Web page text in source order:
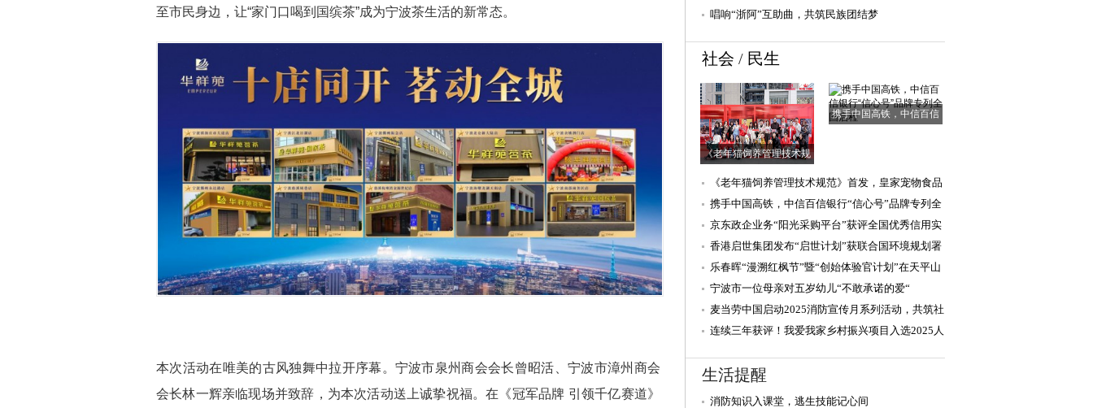
至市民身边，让“家门口喝到国缤茶”成为宁波茶生活的新常态。
本次活动在唯美的古风独舞中拉开序幕。宁波市泉州商会会长曾昭活、宁波市漳州商会
会长林一辉亲临现场并致辞，为本次活动送上诚挚祝福。在《冠军品牌 引领千亿赛道》
度中秋活动
唱响“浙阿”互助曲，共筑民族团结梦
社会 / 民生
《老年猫饲养管理技术规
携手中国高铁，中信百信
《老年猫饲养管理技术规范》首发，皇家宠物食品
三大举措护航“
携手中国高铁，中信百信银行“信心号”品牌专列全
国启程
京东政企业务“阳光采购平台”获评全国优秀信用实
践，积极践行
香港启世集团发布“启世计划”获联合国环境规划署
高度认可
乐春晖“漫溯红枫节”暨“创始体验官计划”在天平山
盛大启幕
宁波市一位母亲对五岁幼儿“不敢承诺的爱“
麦当劳中国启动2025消防宣传月系列活动，共筑社
区安全防线
连续三年获评！我爱我家乡村振兴项目入选2025人
生活提醒
消防知识入课堂，逃生技能记心间